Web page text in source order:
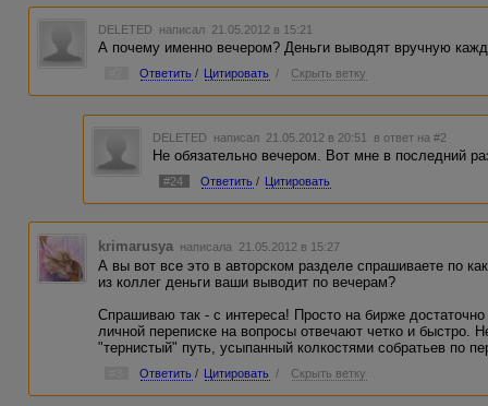
DELETED написал 21.05.2012 в 15:21
А почему именно вечером? Деньги выводят вручную
Ответить / Цитировать / Скрыть ветку
DELETED написал 21.05.2012 в 20:51 в ответ на #2
Не обязательно вечером. Вот мне в последний
#24 Ответить / Цитировать
krimarusya написала 21.05.2012 в 15:27
А вы вот все это в авторском разделе спрашиваете по
из коллег деньги ваши выводит по вечерам?
Спрашиваю так - с интереса! Просто на бирже
личной переписке на вопросы отвечают четко и быстро.
"тернистый" путь, усыпанный колкостями собратьев по
Ответить / Цитировать / Скрыть ветку